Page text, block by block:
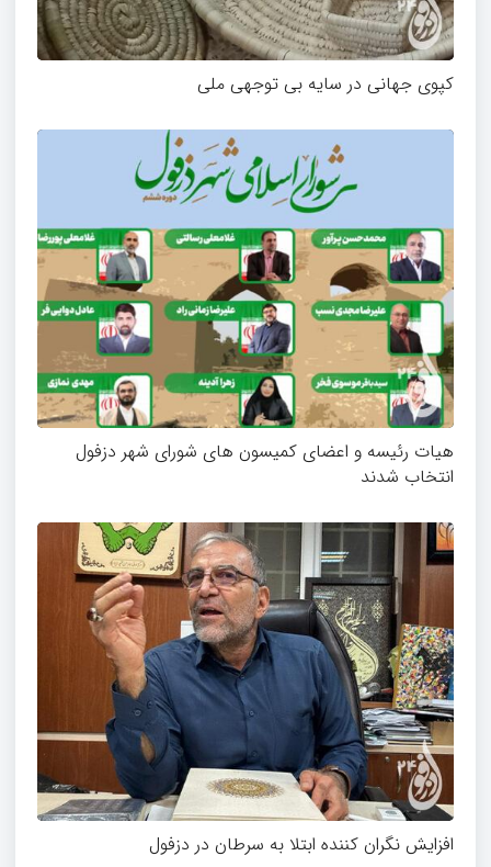
کپوی جهانی در سایه بی توجهی ملی
هیات رئیسه و اعضای کمیسون های شورای شهر دزفول
انتخاب شدند
افزایش نگران کننده ابتلا به سرطان در دزفول